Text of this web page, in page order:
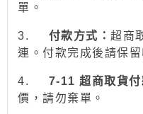
單。
3. 付款方式： 超商
連。付款完成後請保
4. 7-11 超商取貨付
價，請勿棄單。